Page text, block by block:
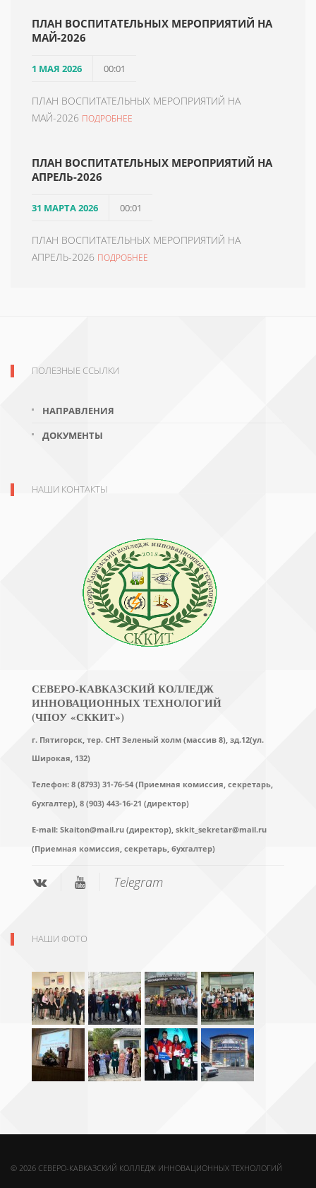
ПЛАН ВОСПИТАТЕЛЬНЫХ МЕРОПРИЯТИЙ НА
МАЙ-2026
1 МАЯ 2026 00:01
ПЛАН ВОСПИТАТЕЛЬНЫХ МЕРОПРИЯТИЙ НА
МАЙ-2026 ПОДРОБНЕЕ
ПЛАН ВОСПИТАТЕЛЬНЫХ МЕРОПРИЯТИЙ НА
АПРЕЛЬ-2026
31 МАРТА 2026 00:01
ПЛАН ВОСПИТАТЕЛЬНЫХ МЕРОПРИЯТИЙ НА
АПРЕЛЬ-2026 ПОДРОБНЕЕ
ПОЛЕЗНЫЕ ССЫЛКИ
НАПРАВЛЕНИЯ
ДОКУМЕНТЫ
НАШИ КОНТАКТЫ
СЕВЕРО-КАВКАЗСКИЙ КОЛЛЕДЖ
ИННОВАЦИОННЫХ ТЕХНОЛОГИЙ
(ЧПОУ «СККИТ»)
г. Пятигорск, тер. СНТ Зеленый холм (массив 8), зд.12(ул.
Широкая, 132)
Телефон: 8 (8793) 31-76-54 (Приемная комиссия, секретарь,
бухгалтер), 8 (903) 443-16-21 (директор)
E-mail: Skaiton@mail.ru (директор), skkit_sekretar@mail.ru
(Приемная комиссия, секретарь, бухгалтер)
Telegram
НАШИ ФОТО
© 2026 СЕВЕРО-КАВКАЗСКИЙ КОЛЛЕДЖ ИННОВАЦИОННЫХ ТЕХНОЛОГИЙ